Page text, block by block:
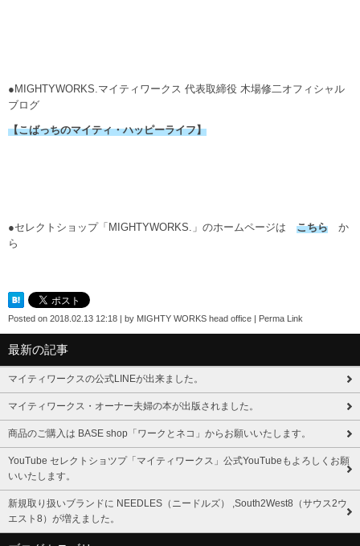
●MIGHTYWORKS.マイティワークス 代表取締役 木場修二オフィシャル
ブログ
【こばっちのマイティ・ハッピーライフ】
●セレクトショップ「MIGHTYWORKS.」のホームページは こちら か
ら
Posted on 2018.02.13 12:18 | by MIGHTY WORKS head office | Perma Link
最新の記事
マイティワークスの公式LINEが出来ました。
マイティワークス・オーナー夫婦の本が出版されました。
商品のご購入は BASE shop「ワークとネコ」からお願いいたします。
YouTube セレクトショツプ「マイティワークス」公式YouTubeもよろしくお願
いいたします。
新規取り扱いブランドに NEEDLES（ニードルズ） ,South2West8（サウス2ウ
エスト8）が増えました。